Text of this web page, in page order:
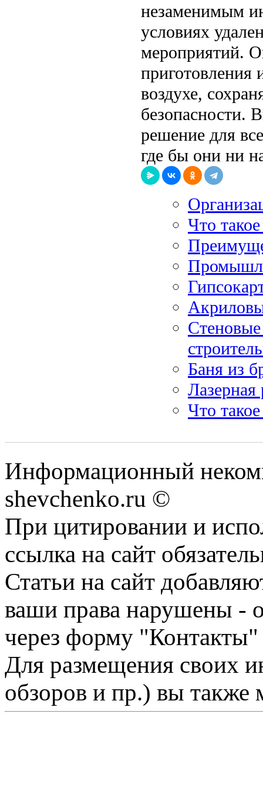
незаменимым
условиях
мероприятий.
приготовления
воздухе,
безопасности.
решение для
где бы они ни
Что
Баня из
Лазерная
Что
Информационный
shevchenko.ru ©
При цитировании и
ссылка на сайт
Статьи на сайт
ваши права нарушены -
через форму "Контакты"
Для размещения своих
обзоров и пр.) вы также